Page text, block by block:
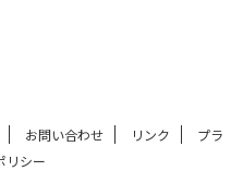
お問い合わせ リンク
プラ
リシー